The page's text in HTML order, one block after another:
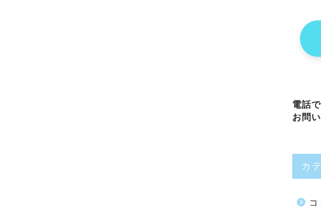
電話
お問
カ
コ